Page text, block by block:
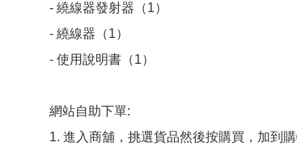
- 繞線器發射器（1）
- 繞線器（1）
- 使用說明書（1）
網站自助下單:
1. 進入商舖，挑選貨品然後按購買，加到